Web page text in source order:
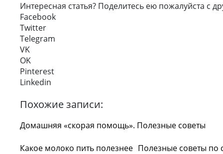
Интересная статья? Поделитесь ею пожалуйста с
Facebook
Twitter
Telegram
VK
OK
Pinterest
Linkedin
Похожие записи:
Домашняя «скорая помощь». Полезные советы
Какое молоко пить полезнее Полезные советы по